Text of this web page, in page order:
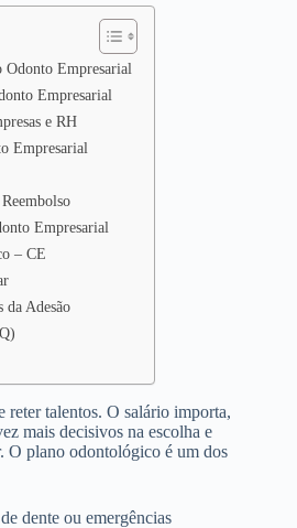
Odonto Empresarial
Empresarial
e RH
Empresarial
Empresarial
– CE
da Adesão
reter talentos. O salário importa,
mais decisivos na escolha e
O plano odontológico é um dos
dente ou emergências